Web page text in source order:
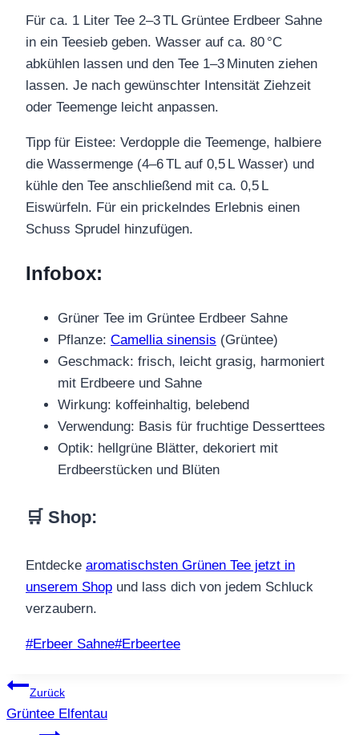
Für ca. 1 Liter Tee 2–3 TL Grüntee Erdbeer Sahne
in ein Teesieb geben. Wasser auf ca. 80 °C
abkühlen lassen und den Tee 1–3 Minuten ziehen
lassen. Je nach gewünschter Intensität Ziehzeit
oder Teemenge leicht anpassen.
Tipp für Eistee: Verdopple die Teemenge, halbiere
die Wassermenge (4–6 TL auf 0,5 L Wasser) und
kühle den Tee anschließend mit ca. 0,5 L
Eiswürfeln. Für ein prickelndes Erlebnis einen
Schuss Sprudel hinzufügen.
Infobox:
Grüner Tee im Grüntee Erdbeer Sahne
Pflanze: Camellia sinensis (Grüntee)
Geschmack: frisch, leicht grasig, harmoniert
mit Erdbeere und Sahne
Wirkung: koffeinhaltig, belebend
Verwendung: Basis für fruchtige Desserttees
Optik: hellgrüne Blätter, dekoriert mit
Erdbeerstücken und Blüten
🛒 Shop:
Entdecke aromatischsten Grünen Tee jetzt in
unserem Shop und lass dich von jedem Schluck
verzaubern.
Schlagworte:
#Erbeer Sahne#Erbeertee
Beitragsnavigation
Zurück
Grüntee Elfentau